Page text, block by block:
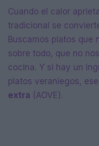
Cuando el calor
tradicional se
Buscamos platos que
sobre todo, que no
cocina. Y si hay un
platos veraniegos, ese
extra (AOVE).